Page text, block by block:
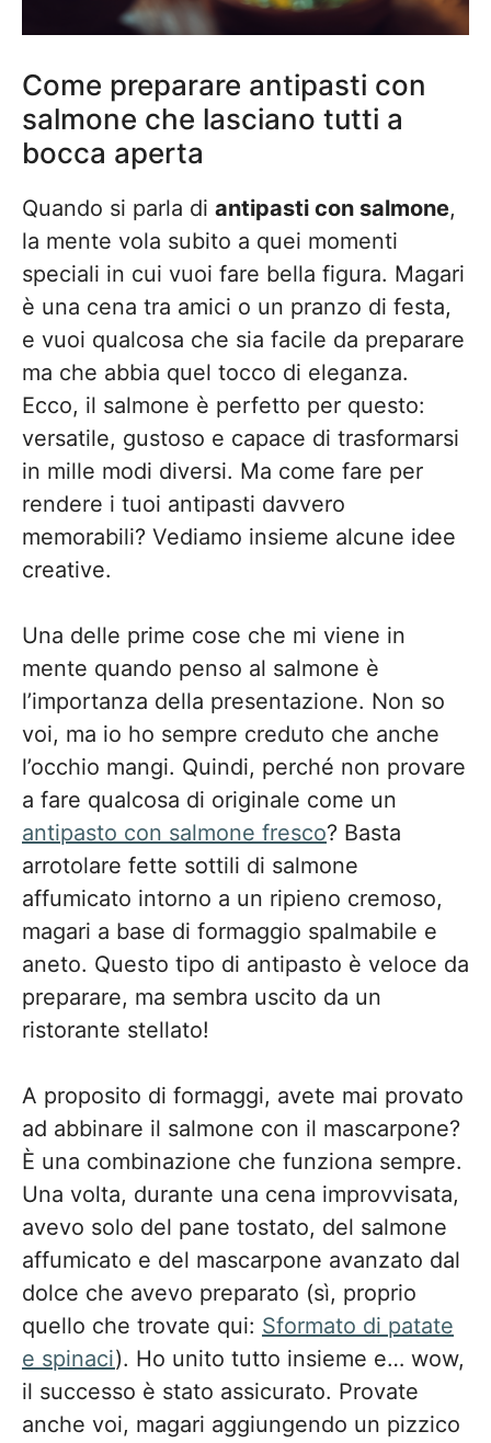
Come preparare antipasti con
salmone che lasciano tutti a
bocca aperta
Quando si parla di antipasti con salmone,
la mente vola subito a quei momenti
speciali in cui vuoi fare bella figura. Magari
è una cena tra amici o un pranzo di festa,
e vuoi qualcosa che sia facile da preparare
ma che abbia quel tocco di eleganza.
Ecco, il salmone è perfetto per questo:
versatile, gustoso e capace di trasformarsi
in mille modi diversi. Ma come fare per
rendere i tuoi antipasti davvero
memorabili? Vediamo insieme alcune idee
creative.
Una delle prime cose che mi viene in
mente quando penso al salmone è
l’importanza della presentazione. Non so
voi, ma io ho sempre creduto che anche
l’occhio mangi. Quindi, perché non provare
a fare qualcosa di originale come un
antipasto con salmone fresco? Basta
arrotolare fette sottili di salmone
affumicato intorno a un ripieno cremoso,
magari a base di formaggio spalmabile e
aneto. Questo tipo di antipasto è veloce da
preparare, ma sembra uscito da un
ristorante stellato!
A proposito di formaggi, avete mai provato
ad abbinare il salmone con il mascarpone?
È una combinazione che funziona sempre.
Una volta, durante una cena improvvisata,
avevo solo del pane tostato, del salmone
affumicato e del mascarpone avanzato dal
dolce che avevo preparato (sì, proprio
quello che trovate qui: Sformato di patate
e spinaci). Ho unito tutto insieme e… wow,
il successo è stato assicurato. Provate
anche voi, magari aggiungendo un pizzico